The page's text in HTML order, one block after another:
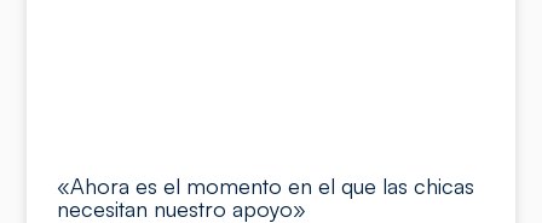
«Ahora es el momento en el que las chicas
necesitan nuestro apoyo»